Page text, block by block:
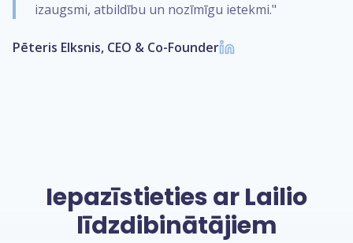
izaugsmi, atbildību un nozīmīgu ietekmi."
Pēteris Elksnis, CEO & Co-Founder
Iepazīstieties ar Lailio
līdzdibinātājiem